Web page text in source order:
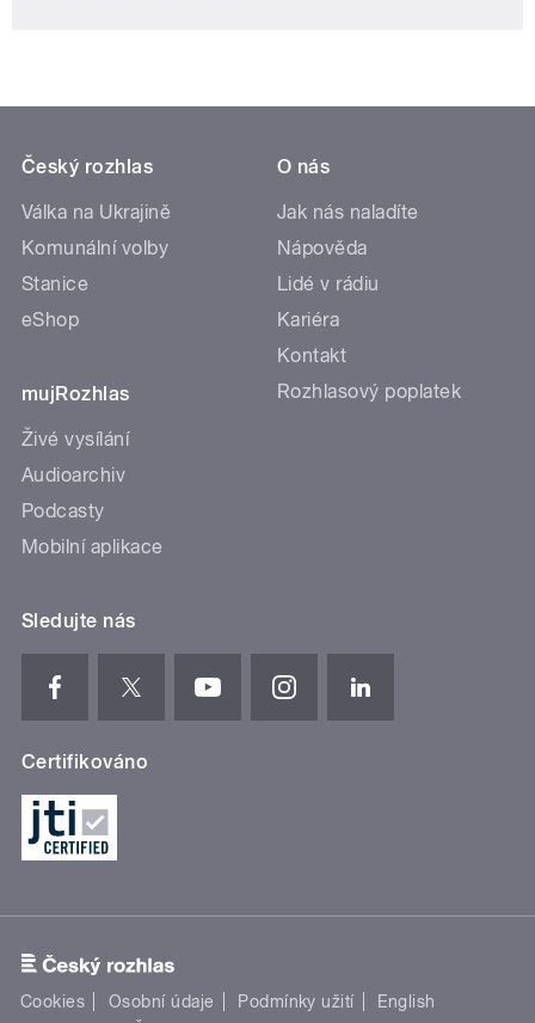
Český rozhlas
Válka na Ukrajině
Komunální volby
Stanice
eShop
mujRozhlas
Živé vysílání
Audioarchiv
Podcasty
Mobilní aplikace
O nás
Jak nás naladíte
Nápověda
Lidé v rádiu
Kariéra
Kontakt
Rozhlasový poplatek
Sledujte nás
Certifikováno
Cookies Osobní údaje Podmínky užití
English